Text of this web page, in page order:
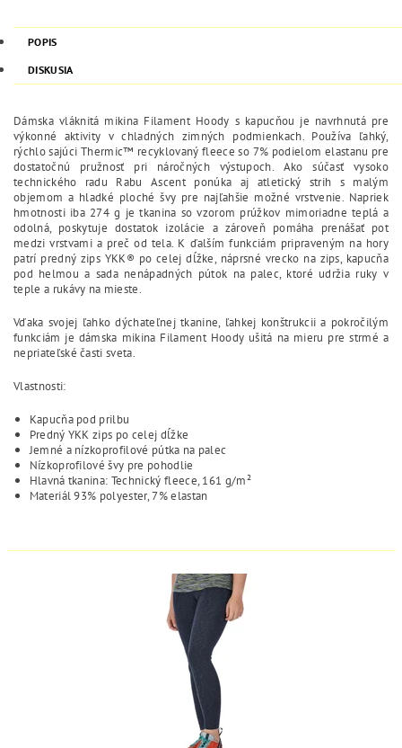
POPIS
DISKUSIA
Dámska vláknitá mikina Filament Hoody s kapucňou je navrhnutá pre
výkonné aktivity v chladných zimných podmienkach. Používa ľahký,
rýchlo sajúci Thermic™ recyklovaný fleece so 7% podielom elastanu pre
dostatočnú pružnosť pri náročných výstupoch. Ako súčasť vysoko
technického radu Rabu Ascent ponúka aj atletický strih s malým
objemom a hladké ploché švy pre najľahšie možné vrstvenie. Napriek
hmotnosti iba 274 g je tkanina so vzorom prúžkov mimoriadne teplá a
odolná, poskytuje dostatok izolácie a zároveň pomáha prenášať pot
medzi vrstvami a preč od tela. K ďalším funkciám pripraveným na hory
patrí predný zips YKK® po celej dĺžke, náprsné vrecko na zips, kapucňa
pod helmou a sada nenápadných pútok na palec, ktoré udržia ruky v
teple a rukávy na mieste.
Vďaka svojej ľahko dýchateľnej tkanine, ľahkej konštrukcii a pokročilým
funkciám je dámska mikina Filament Hoody ušitá na mieru pre strmé a
nepriateľské časti sveta.
Vlastnosti:
Kapucňa pod prilbu
Predný YKK zips po celej dĺžke
Jemné a nízkoprofilové pútka na palec
Nízkoprofilové švy pre pohodlie
Hlavná tkanina: Technický fleece, 161 g/m²
Materiál 93% polyester, 7% elastan